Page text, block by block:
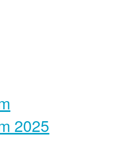
2025